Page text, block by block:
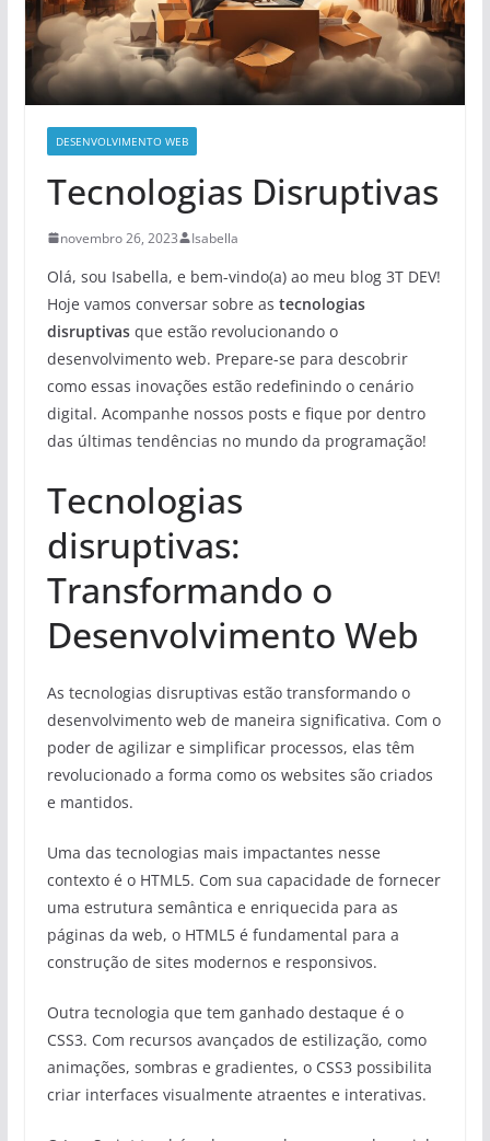
DESENVOLVIMENTO WEB
Tecnologias Disruptivas
novembro 26, 2023 Isabella
Olá, sou Isabella, e bem-vindo(a) ao meu blog 3T DEV!
Hoje vamos conversar sobre as tecnologias
disruptivasque estão revolucionando o
desenvolvimento web. Prepare-se para descobrir
como essas inovações estão redefinindo o cenário
digital. Acompanhe nossos posts e fique por dentro
das últimas tendências no mundo da programação!
Tecnologias
disruptivas:
Transformando o
Desenvolvimento Web
As tecnologias disruptivas estão transformando o
desenvolvimento web de maneira significativa. Com o
poder de agilizar e simplificar processos, elas têm
revolucionado a forma como os websites são criados
e mantidos.
Uma das tecnologias mais impactantes nesse
contexto é o HTML5. Com sua capacidade de fornecer
uma estrutura semântica e enriquecida para as
páginas da web, o HTML5 é fundamental para a
construção de sites modernos e responsivos.
Outra tecnologia que tem ganhado destaque é o
CSS3. Com recursos avançados de estilização, como
animações, sombras e gradientes, o CSS3 possibilita
criar interfaces visualmente atraentes e interativas.